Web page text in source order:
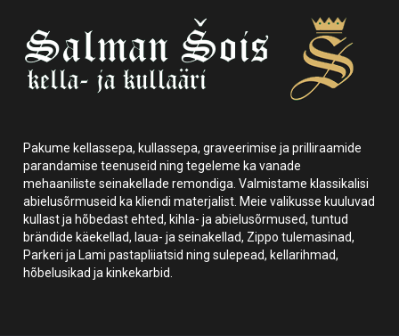
Pakume kellassepa, kullassepa, graveerimise ja prilliraamide
parandamise teenuseid ning tegeleme ka vanade
mehaaniliste seinakellade remondiga. Valmistame klassikalisi
abielusõrmuseid ka kliendi materjalist. Meie valikusse kuuluvad
kullast ja hõbedast ehted, kihla- ja abielusõrmused, tuntud
brändide käekellad, laua- ja seinakellad, Zippo tulemasinad,
Parkeri ja Lami pastapliiatsid ning sulepead, kellarihmad,
hõbelusikad ja kinkekarbid.